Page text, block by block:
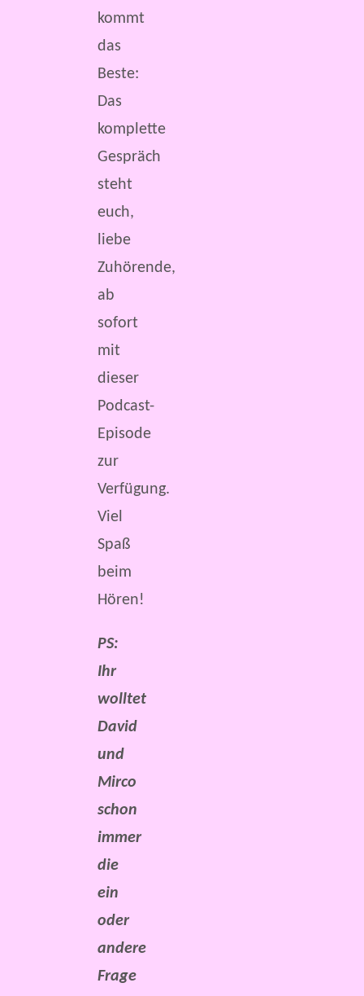
kommt
das
Beste:
Das
komplette
Gespräch
steht
euch,
liebe
Zuhörende,
ab
sofort
mit
dieser
Podcast-
Episode
zur
Verfügung.
Viel
Spaß
beim
Hören!
PS:
Ihr
wolltet
David
und
Mirco
schon
immer
die
ein
oder
andere
Frage